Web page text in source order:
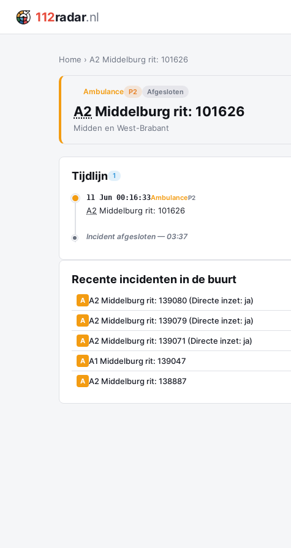
112radar.nl
Home › A2 Middelburg rit: 101626
Ambulance P2 Afgesloten
A2 Middelburg rit: 101626
Midden en West-Brabant
Tijdlijn 1
11 Jun 00:16:33AmbulanceP2
A2 Middelburg rit: 101626
Incident afgesloten — 03:37
Recente incidenten in de buurt
A A2 Middelburg rit: 139080 (Directe inzet: ja)
A A2 Middelburg rit: 139079 (Directe inzet: ja)
A A2 Middelburg rit: 139071 (Directe inzet: ja)
A A1 Middelburg rit: 139047
A A2 Middelburg rit: 138887